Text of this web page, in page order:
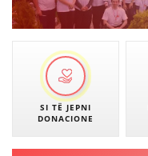
SI TË JEPNI
DONACIONE